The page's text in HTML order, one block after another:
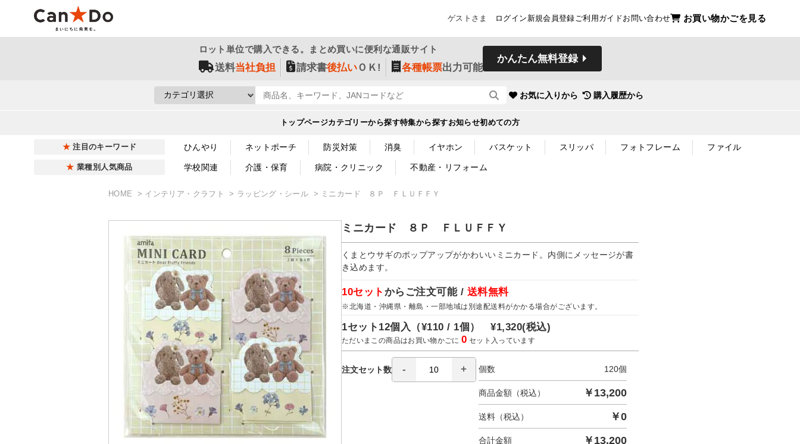
ゲストさま ログイン 新規会員登録ご利用ガイドお問い合わせ お買い物かごを見る
ロット単位で購入できる。まとめ買いに便利な通販サイト
送料当社負担 請求書後払いＯＫ! 各種帳票出力可能
かんたん無料登録
お気に入りから 購入履歴から
トップページカテゴリーから探す特集から探すお知らせ初めての方
注目のキーワード ひんやり ネットポーチ 防災対策 消臭 イヤホン バスケット スリッパ フォトフレーム ファイル
業種別人気商品 学校関連 介護・保育 病院・クリニック 不動産・リフォーム
HOME インテリア・クラフト ラッピング・シール ミニカード ８Ｐ ＦＬＵＦＦＹ
ミニカード ８Ｐ ＦＬＵＦＦＹ
くまとウサギのポップアップがかわいいミニカード。内側にメッセージが書
き込めます。
10セット からご注文可能 / 送料無料
※北海道・沖縄県・離島・一部地域は別途配送料がかかる場合がございます。
1セット12個入（¥110 / 1個）¥1,320(税込)
ただいまこの商品はお買い物かごに0 セット入っています
注文セット数 個数 120個
商品金額（税込） ￥ 13,200
送料（税込） ￥0
合計金額 ￥ 13,200